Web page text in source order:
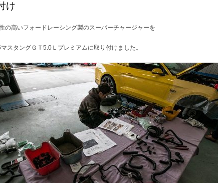
け
の高いフォードレーシング製のスーパーチャージャーを
スタングＧＴ5.0Ｌプレミアムに取り付けました。